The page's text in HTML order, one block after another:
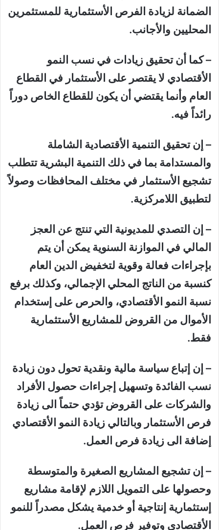
الضمانة لزيادة الفرص الأستثمارية للمستثمرين
المحليين والأجانب.
– كما أن تحقيق زيادات في نسب النمو
الأقتصادي لا يقتصر على الأستثمار في القطاع
العام وأنما يقتضي أن يكون للقطاع الخاص دوراً
رائداً فيه.
– إن تحقيق التنمية الأقتصادية الشاملة
والمستدامة بما في ذلك التنمية البشرية تتطلب
تشجيع الأستثمار في مختلف المحافظات وصولاً
لتطبيق اللامركزية.
– إن التصدي للمديونية التي تنتج عن العجز
المالي في الموازنة السنوية يمكن أن يتم
بإجراءات فعالة وقوية لتخفيض الدين العام
كنسبة من الناتج المحلي الإجمالي، وكذلك برفع
نسبة النمو الأقتصادي، والحرص على إستخدام
الأموال من القروض للمشاريع الأستثمارية
فقط.
– إن إتباع سياسة مالية ونقدية تحول دون زيادة
نسب الفائدة وتسهيل إجراءات حصول الأفراد
والشركات على القروض تؤدي حتماً الى زيادة
فرص الأستثمار وبالتالي زيادة النمو الأقتصادي
إضافة الى زيادة فرص العمل.
– إن تشجيع المشاريع الصغيرة والمتوسطة
وحصولها على التمويل اللازم لإقامة مشاريع
إستثمارية إنتاجية أو خدمية يشكل مصدراً للنمو
الأقتصادي وتوفير فرص العمل.